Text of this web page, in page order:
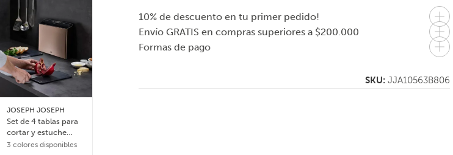
JOSEPH JOSEPH
Set de 4 tablas para
cortar y estuche
Folio Steel
3 colores disponibles
10% de descuento en tu primer pedido!
Envío GRATIS en compras superiores a $200.000
Formas de pago
SKU: JJA10563B806